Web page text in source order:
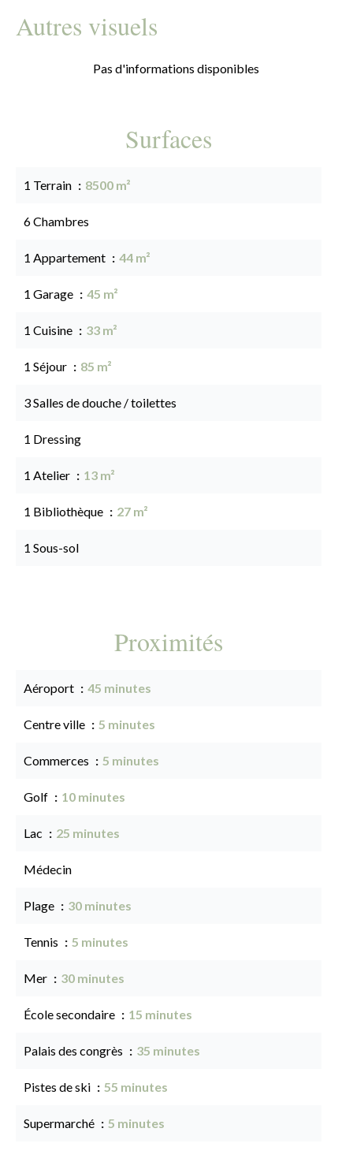
Autres visuels
Pas d'informations disponibles
Surfaces
1 Terrain 8500 m²
6 Chambres
1 Appartement 44 m²
1 Garage 45 m²
1 Cuisine 33 m²
1 Séjour 85 m²
3 Salles de douche / toilettes
1 Dressing
1 Atelier 13 m²
1 Bibliothèque 27 m²
1 Sous-sol
Proximités
Aéroport 45 minutes
Centre ville 5 minutes
Commerces 5 minutes
Golf 10 minutes
Lac 25 minutes
Médecin
Plage 30 minutes
Tennis 5 minutes
Mer 30 minutes
École secondaire 15 minutes
Palais des congrès 35 minutes
Pistes de ski 55 minutes
Supermarché 5 minutes